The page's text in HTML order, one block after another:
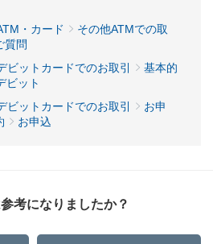
・カード
その他ATMでの取
質問
ビットカードでのお取引
基本的
ビット
ビットカードでのお取引
お申
お申込
考になりましたか？